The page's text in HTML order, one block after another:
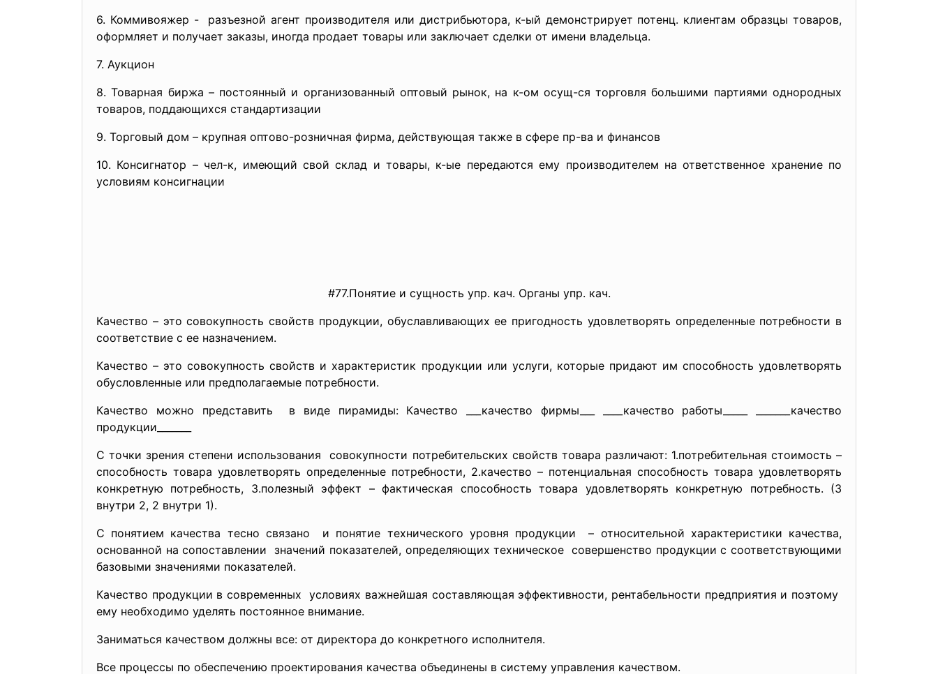
6. Коммивояжер - разъезной агент производителя или дистрибьютора, к-ый демонстрирует потенц. клиентам образцы товаров,
оформляет и получает заказы, иногда продает товары или заключает сделки от имени владельца.
7. Аукцион
8. Товарная биржа – постоянный и организованный оптовый рынок, на к-ом осущ-ся торговля большими партиями однородных
товаров, поддающихся стандартизации
9. Торговый дом – крупная оптово-розничная фирма, действующая также в сфере пр-ва и финансов
10. Консигнатор – чел-к, имеющий свой склад и товары, к-ые передаются ему производителем на ответственное хранение по
условиям консигнации
#77.Понятие и сущность упр. кач. Органы упр. кач.
Качество – это совокупность свойств продукции, обуславливающих ее пригодность удовлетворять определенные потребности в
соответствие с ее назначением.
Качество – это совокупность свойств и характеристик продукции или услуги, которые придают им способность удовлетворять
обусловленные или предполагаемые потребности.
Качество можно представить в виде пирамиды: Качество ___качество фирмы___ ____качество работы_____ _______качество
продукции_______
С точки зрения степени использования совокупности потребительских свойств товара различают: 1.потребительная стоимость –
способность товара удовлетворять определенные потребности, 2.качество – потенциальная способность товара удовлетворять
конкретную потребность, 3.полезный эффект – фактическая способность товара удовлетворять конкретную потребность. (3
внутри 2, 2 внутри 1).
С понятием качества тесно связано и понятие технического уровня продукции – относительной характеристики качества,
основанной на сопоставлении значений показателей, определяющих техническое совершенство продукции с соответствующими
базовыми значениями показателей.
Качество продукции в современных условиях важнейшая составляющая эффективности, рентабельности предприятия и поэтому
ему необходимо уделять постоянное внимание.
Заниматься качеством должны все: от директора до конкретного исполнителя.
Все процессы по обеспечению проектирования качества объединены в систему управления качеством.